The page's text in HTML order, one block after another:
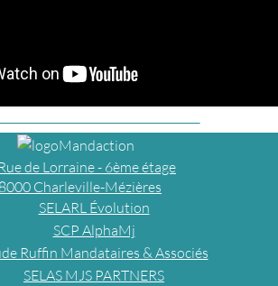
de Lorraine - 6ème étage
Charleville-Mézières
SELARL Évolution
SCP AlphaMj
Ruffin Mandataires & Associés
SELAS MJS PARTNERS